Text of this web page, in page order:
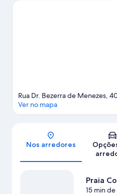
Calçadão e Mirante 13 de Julho e
Rua Dr. Bezerra de Menezes,
Ver no mapa
Nos arredores
Praia
15 min